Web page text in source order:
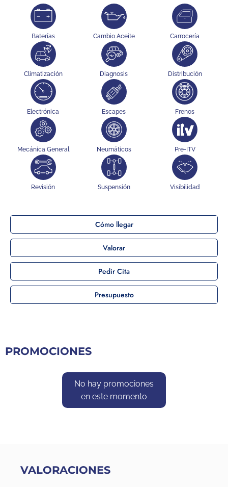
Baterías Cambio Aceite Carrocería
Climatización Diagnosis Distribución
Electrónica Escapes Frenos
Mecánica General Neumáticos Pre-ITV
Revisión Suspensión Visibilidad
Cómo llegar
Valorar
Pedir Cita
Presupuesto
PROMOCIONES
No hay promociones
en este momento
VALORACIONES